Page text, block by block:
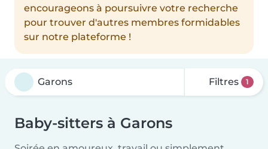
encourageons à poursuivre votre recherche
pour trouver d'autres membres formidables
sur notre plateforme !
Filtres 1
Baby-sitters à Garons